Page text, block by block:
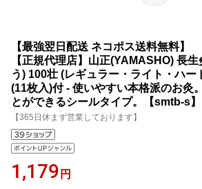
【最強翌日配送 ネコポス送料無料】
【正規代理店】山正(YAMASHO) 長
う) 100壮 (レギュラー・ライト・ハー
(11枚入)付 - 使いやすい本格派のお灸
とができるシールタイプ。【smtb-s】
【365日休まず営業しております】
1,179 円